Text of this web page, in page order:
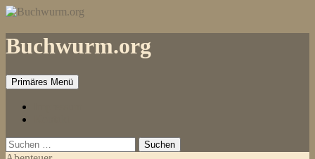
Zum
springen
Buchwurm.org
Primäres Menü
Suchen
nach: